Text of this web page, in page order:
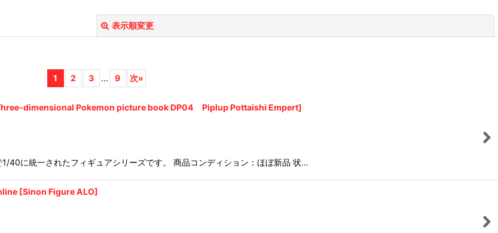
表示順変更
1 2 3 ... 9 次»
dimensional Pokemon picture book DP04 Piplup Pottaishi Empert]
に統一されたフィギュアシリーズです。 商品コンディション：ほぼ新品 状…
[Sinon Figure ALO]